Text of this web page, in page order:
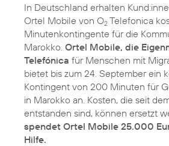
In Deutschland erhalten
Ortel Mobile von O2 Telefonica
Minutenkontingente für die
Marokko. Ortel Mobile, die
Telefónica für Menschen mit
bietet bis zum 24. September ein
Kontingent von 200 Minuten für
in Marokko an. Kosten, die seit
entstanden sind, können ersetzt
spendet Ortel Mobile 25.000
Hilfe.